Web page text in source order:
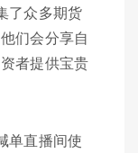
了众多期货
们会分享自
者提供宝贵
单直播间使